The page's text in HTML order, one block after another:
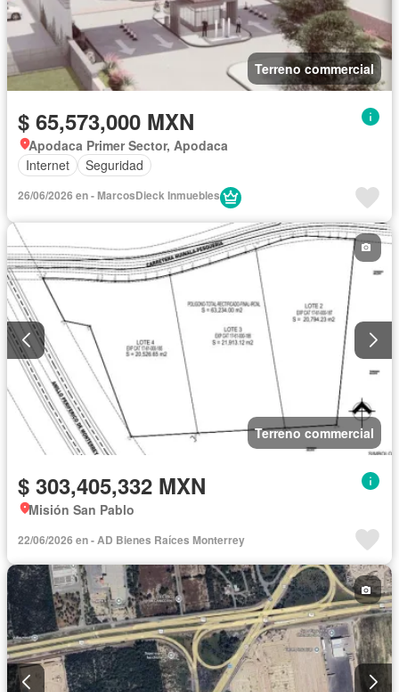
Terreno commercial
$ 65,573,000 MXN
Apodaca Primer Sector, Apodaca
Internet
Seguridad
26/06/2026 en - MarcosDieck Inmuebles
Terreno commercial
$ 303,405,332 MXN
Misión San Pablo
22/06/2026 en - AD Bienes Raíces Monterrey